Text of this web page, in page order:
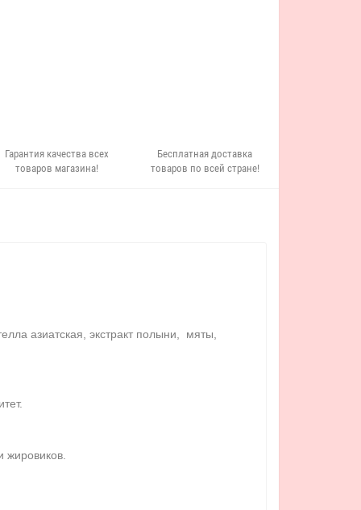
Гарантия качества всех
товаров магазина!
Бесплатная доставка
товаров по всей стране!
азиатская, экстракт полыни, мяты,